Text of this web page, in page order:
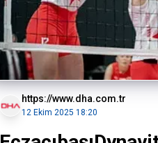
https://www.dha.com.tr
12 Ekim 2025 18:20